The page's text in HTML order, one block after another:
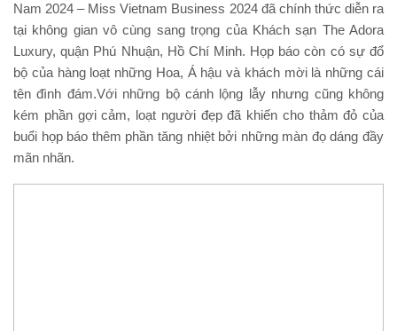
Nam 2024 – Miss Vietnam Business 2024 đã chính thức diễn ra
tại không gian vô cùng sang trọng của Khách sạn The Adora
Luxury, quận Phú Nhuận, Hồ Chí Minh. Họp báo còn có sự đổ
bộ của hàng loạt những Hoa, Á hậu và khách mời là những cái
tên đình đám.Với những bộ cánh lộng lẫy nhưng cũng không
kém phần gợi cảm, loạt người đẹp đã khiến cho thảm đỏ của
buổi họp báo thêm phần tăng nhiệt bởi những màn đọ dáng đầy
mãn nhãn.